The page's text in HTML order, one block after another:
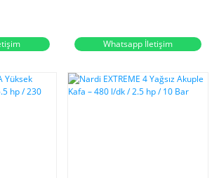
Whatsapp İletişim